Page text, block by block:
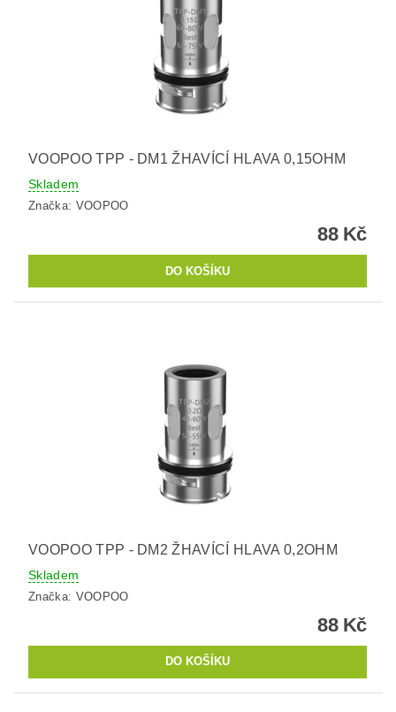
VOOPOO TPP - DM1 ŽHAVÍCÍ HLAVA 0,15OHM
Skladem
Značka: VOOPOO
88 Kč
VOOPOO TPP - DM2 ŽHAVÍCÍ HLAVA 0,2OHM
Skladem
Značka: VOOPOO
88 Kč